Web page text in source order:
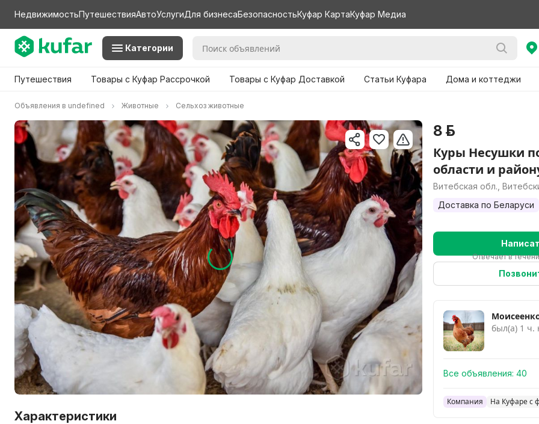
НедвижимостьПутешествияАвтоУслугиДля бизнесаБезопасностьКуфар КартаКуфар Медиа
Категории
Путешествия Товары с Куфар Рассрочкой Товары с Куфар Доставкой Статьи Куфара Дома и коттеджи
Объявления в undefined Животные Сельхоз животные
Характеристики
8 р.
Куры Несушки
области и
Витебская обл.,
Доставка по Беларуси
Отвечает в
был(а) 1 ч.
Все объявления: 40
Компания На Куфаре с